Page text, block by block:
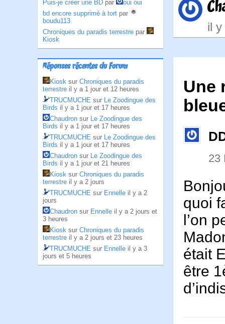
Puis-je créer une BD par
oui oui
bd encore supprimé à tort par
boudu113
Chroniques du paradis terrestre par
Kiosk
Réponses récentes du Forum
Kiosk sur Chroniques du paradis
terrestre il y a 1 jour et 12 heures
TRUCMUCHE sur Le Zoodingue des
Birds il y a 1 jour et 17 heures
Chaudron sur Le Zoodingue des
Birds il y a 1 jour et 17 heures
TRUCMUCHE sur Le Zoodingue des
Birds il y a 1 jour et 17 heures
Chaudron sur Le Zoodingue des
Birds il y a 1 jour et 21 heures
Kiosk sur Chroniques du paradis
terrestre il y a 2 jours
TRUCMUCHE sur Ennelle il y a 2
jours
Chaudron sur Ennelle il y a 2 jours et
3 heures
Kiosk sur Chroniques du paradis
terrestre il y a 2 jours et 23 heures
TRUCMUCHE sur Ennelle il y a 3
jours et 5 heures
il y
Une
23
quoi
l’on
était
être